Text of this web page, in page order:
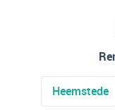
Heemstede